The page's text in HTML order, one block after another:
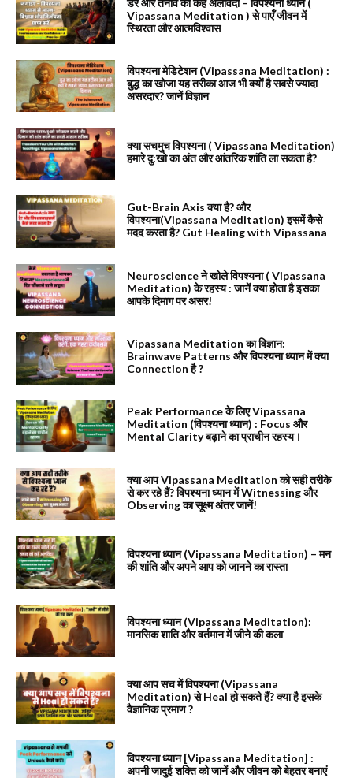
डर और तनाव को कहें अलविदा – विपश्यना ध्यान (
Vipassana Meditation ) से पाएँ जीवन में
स्थिरता और आत्मविश्वास
विपश्यना मेडिटेशन (Vipassana Meditation) :
बुद्ध का खोजा यह तरीका आज भी क्यों है सबसे ज्यादा
असरदार? जानें विज्ञान
क्या सचमुच विपश्यना ( Vipassana Meditation)
हमारे दु:खो का अंत और आंतरिक शांति ला सकता है?
Gut-Brain Axis क्या है? और
विपश्यना(Vipassana Meditation) इसमें कैसे
मदद करता है? Gut Healing with Vipassana
Neuroscience ने खोले विपश्यना ( Vipassana
Meditation) के रहस्य : जानें क्या होता है इसका
आपके दिमाग पर असर!
Vipassana Meditation का विज्ञान:
Brainwave Patterns और विपश्यना ध्यान में क्या
Connection है ?
Peak Performance के लिए Vipassana
Meditation (विपश्यना ध्यान) : Focus और
Mental Clarity बढ़ाने का प्राचीन रहस्य।
क्या आप Vipassana Meditation को सही तरीके
से कर रहे हैं? विपश्यना ध्यान में Witnessing और
Observing का सूक्ष्म अंतर जानें!
विपश्यना ध्यान (Vipassana Meditation) – मन
की शांति और अपने आप को जानने का रास्ता
विपश्यना ध्यान (Vipassana Meditation):
मानसिक शाति और वर्तमान में जीने की कला
क्या आप सच में विपश्यना (Vipassana
Meditation) से Heal हो सकते हैं? क्या है इसके
वैज्ञानिक प्रमाण ?
विपश्यना ध्यान [Vipassana Meditation] :
अपनी जादुई शक्ति को जानें और जीवन को बेहतर बनाएं